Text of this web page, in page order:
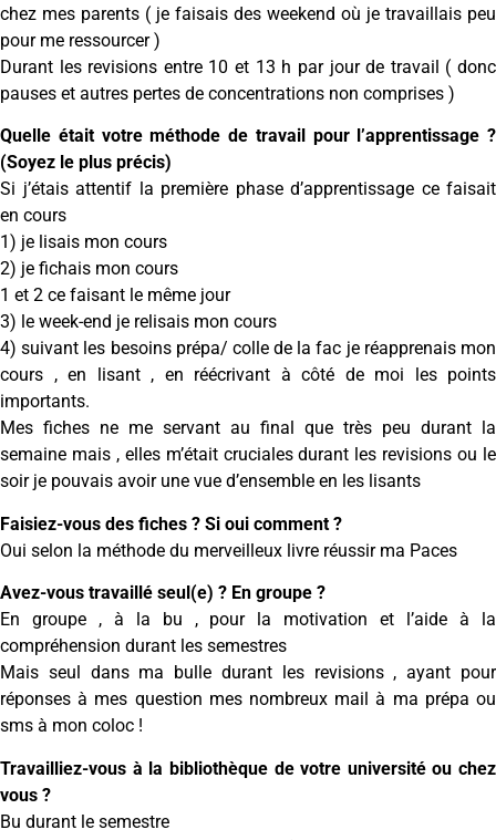
chez mes parents ( je faisais des weekend où je travaillais peu
pour me ressourcer )
Durant les revisions entre 10 et 13 h par jour de travail ( donc
pauses et autres pertes de concentrations non comprises )
Quelle était votre méthode de travail pour l’apprentissage ?
(Soyez le plus précis)
Si j’étais attentif la première phase d’apprentissage ce faisait
en cours
1) je lisais mon cours
2) je fichais mon cours
1 et 2 ce faisant le même jour
3) le week-end je relisais mon cours
4) suivant les besoins prépa/ colle de la fac je réapprenais mon
cours , en lisant , en réécrivant à côté de moi les points
importants.
Mes fiches ne me servant au final que très peu durant la
semaine mais , elles m’était cruciales durant les revisions ou le
soir je pouvais avoir une vue d’ensemble en les lisants
Faisiez-vous des fiches ? Si oui comment ?
Oui selon la méthode du merveilleux livre réussir ma Paces
Avez-vous travaillé seul(e) ? En groupe ?
En groupe , à la bu , pour la motivation et l’aide à la
compréhension durant les semestres
Mais seul dans ma bulle durant les revisions , ayant pour
réponses à mes question mes nombreux mail à ma prépa ou
sms à mon coloc !
Travailliez-vous à la bibliothèque de votre université ou chez
vous ?
Bu durant le semestre